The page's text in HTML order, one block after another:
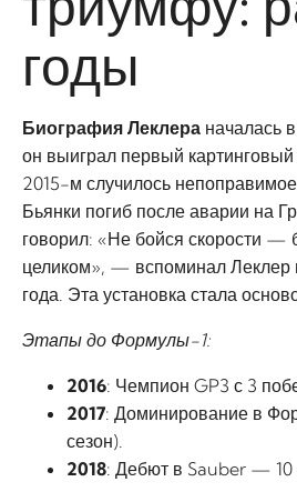
годы
Биография Леклера началась
он выиграл первый
2015-м случилось
Бьянки погиб после аварии на
говорил: «Не бойся скорости —
целиком», — вспоминал Леклер
года. Эта установка стала
Этапы до Формулы-1:
2016: Чемпион GP3 с 3
2017: Доминирование в
сезон).
2018: Дебют в Sauber — 10